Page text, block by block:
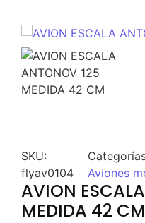
SKU:
flyav0104
Aviones
AVION
MEDIDA 42 CM